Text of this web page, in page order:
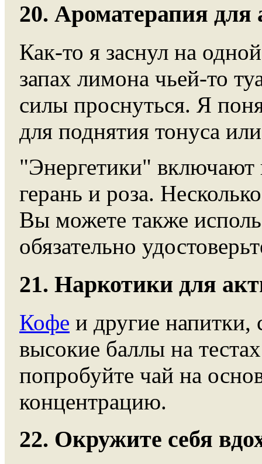
20. Ароматерапия для
Как-то я заснул на
запах лимона чьей-то
силы проснуться. Я
для поднятия тонуса
"Энергетики" включают
герань и роза.
Вы можете также
обязательно
21. Наркотики для
Кофе и другие напитки,
высокие баллы на
попробуйте чай на
концентрацию.
22. Окружите себя